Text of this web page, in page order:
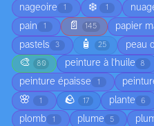
nageoire 1 ❄️ 1
pain 1 📄 145 papier
pastels 3 🧴 25 peau
🎨 80 peinture à l'huile 8
peinture épaisse 1
🌸 1 🪨 17 plante 6
plomb 1 plume 5